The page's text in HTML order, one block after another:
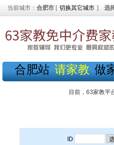
当前城市： 合肥市 [ 切换其它城市 ] 选
合肥站 请家教 做
目前，63家教平
ID